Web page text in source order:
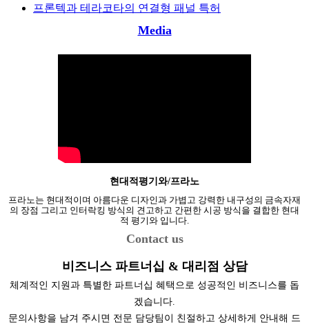
프론텍과 테라코타의 연결형 패널 특허
Media
현대적평기와/프라노
프라노는 현대적이며 아름다운 디자인과 가볍고 강력한 내구성의 금속자재
의 장점 그리고 인터락킹 방식의 견고하고 간편한 시공 방식을 결합한 현대
적 평기와 입니다.
Contact us
비즈니스 파트너십 & 대리점 상담
체계적인 지원과 특별한 파트너십 혜택으로 성공적인 비즈니스를 돕
겠습니다.
문의사항을 남겨 주시면 전문 담당팀이 친절하고 상세하게 안내해 드